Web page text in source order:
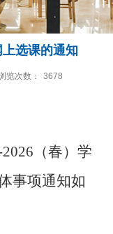
上选课的通知
览次数： 3678
（春）学
事项通知如